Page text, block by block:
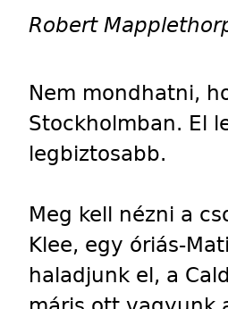
Robert
Nem mondhatni,
Stockholmban. El
legbiztosabb.
Meg kell nézni a
Klee, egy óriás-
haladjunk el, a